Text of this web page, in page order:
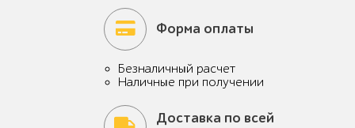
Форма оплаты
Безналичный расчет
Наличные при получении
Доставка по всей